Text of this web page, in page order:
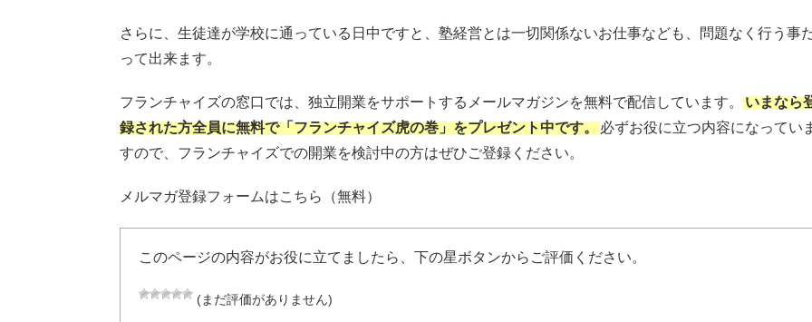
さらに、生徒達が学校に通っている日中ですと、塾経営とは一切関係ないお仕事なども、問題なく行う事
って出来ます。
フランチャイズの窓口では、 独立開業をサポートするメールマガジンを無料で配信しています。
いまなら
録された方全員に無料で「フランチャイズ虎の巻」をプレゼント中です。
必ずお役に立つ内容になってい
すので、フランチャイズでの開業を検討中の方はぜひご登録ください。
メルマガ登録フォームはこちら（無料）
このページの内容がお役に立てましたら、下の星ボタンからご評価ください。
(まだ評価がありません)